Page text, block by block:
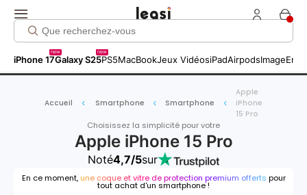
iPhone 17
new
Galaxy S25
new
PS5MacBookJeux VidéosiPadAirpodsImage
Accueil Smartphone Smartphone
Apple
iPhone
15 Pro
Choisissez la simplicité pour votre
Apple iPhone 15 Pro
Noté4,7/5sur
En ce moment, une coque et vitre de protection premium offerts pour
tout achat d'un smartphone !